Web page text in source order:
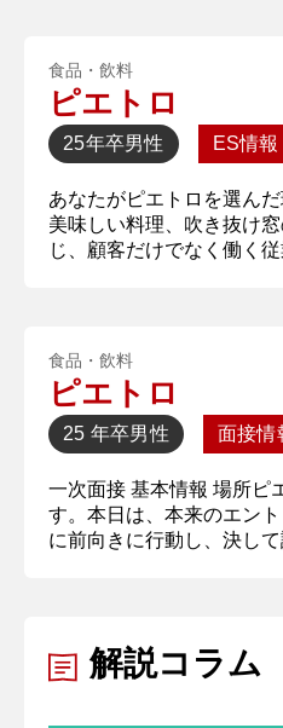
食品・飲料
ピエトロ
25年卒男性 ES情報
あなたがピエトロを選ん
美味しい料理、吹き抜け
じ、顧客だけでなく働く
食品・飲料
ピエトロ
25 年卒男性 面接情
一次面接 基本情報 場所ピ
す。本日は、本来のエン
に前向きに行動し、決し
解説コラム